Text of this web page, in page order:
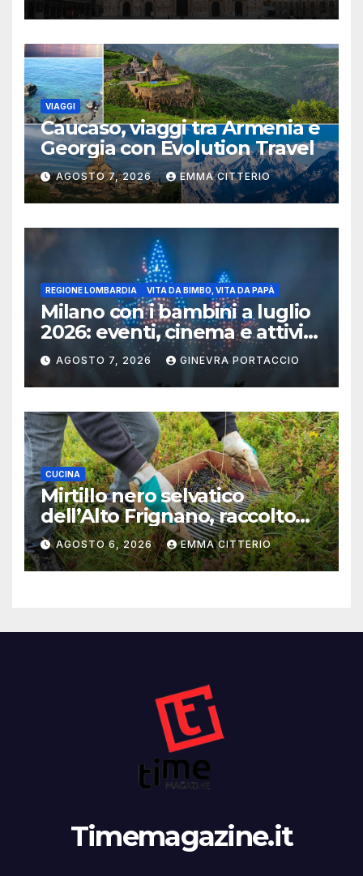
VIAGGI
Caucaso, viaggi tra Armenia e
Georgia con Evolution Travel
AGOSTO 7, 2026 EMMA CITTERIO
REGIONE LOMBARDIA VITA DA BIMBO, VITA DA PAPÀ
Milano con i bambini a luglio
2026: eventi, cinema e attività
per famiglie
AGOSTO 7, 2026 GINEVRA PORTACCIO
CUCINA
Mirtillo nero selvatico
dell’Alto Frignano, raccolto
buono e clima da monitorare
AGOSTO 6, 2026 EMMA CITTERIO
Timemagazine.it